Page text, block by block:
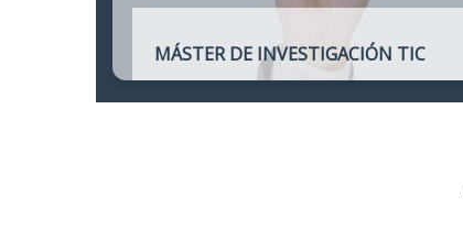
MÁSTER DE INVESTIGACIÓN TIC